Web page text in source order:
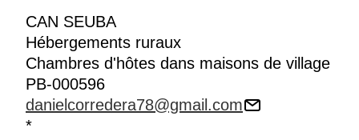
CAN SEUBA
Hébergements ruraux
Chambres d'hôtes dans maisons de village
PB-000596
danielcorredera78@gmail.com
*